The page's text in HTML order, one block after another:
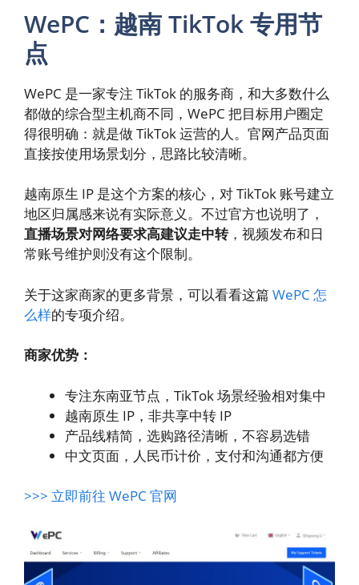
WePC：越南 TikTok 专用节
点
WePC 是一家专注 TikTok 的服务商，和大多数什么
都做的综合型主机商不同，WePC 把目标用户圈定
得很明确：就是做 TikTok 运营的人。官网产品页面
直接按使用场景划分，思路比较清晰。
越南原生 IP 是这个方案的核心，对 TikTok 账号建立
地区归属感来说有实际意义。不过官方也说明了，
直播场景对网络要求高建议走中转，视频发布和日
常账号维护则没有这个限制。
关于这家商家的更多背景，可以看看这篇 WePC 怎
么样的专项介绍。
商家优势：
专注东南亚节点，TikTok 场景经验相对集中
越南原生 IP，非共享中转 IP
产品线精简，选购路径清晰，不容易选错
中文页面，人民币计价，支付和沟通都方便
>>> 立即前往 WePC 官网